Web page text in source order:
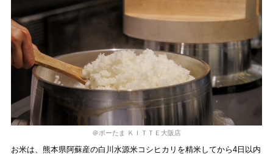
＠ポーたま ＫＩＴＴＥ大阪店
お米は、熊本県阿蘇産の白川水源米コシヒカリを精米してから4日以内